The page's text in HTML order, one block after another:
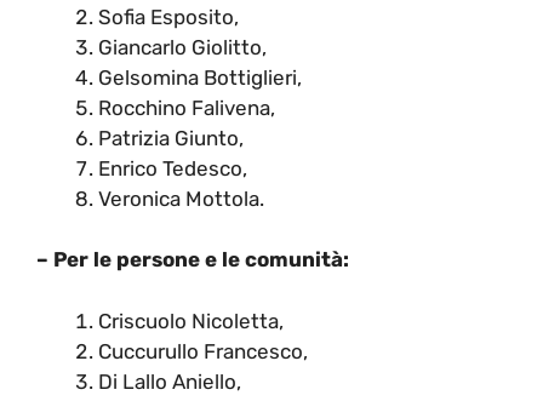
Sofia Esposito,
Giancarlo Giolitto,
Gelsomina Bottiglieri,
Rocchino Falivena,
Patrizia Giunto,
Enrico Tedesco,
Veronica Mottola.
– Per le persone e le comunità:
Criscuolo Nicoletta,
Cuccurullo Francesco,
Di Lallo Aniello,